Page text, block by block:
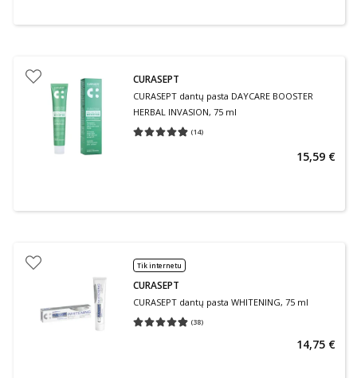
CURASEPT
CURASEPT dantų pasta DAYCARE BOOSTER
HERBAL INVASION, 75 ml
(14)
Vidutinis įvertinimas 4.86
15,59 €
Tik internetu
CURASEPT
CURASEPT dantų pasta WHITENING, 75 ml
(38)
Vidutinis įvertinimas 4.84
14,75 €